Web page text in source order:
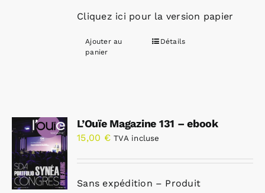
Cliquez ici pour la version papier
Ajouter au
panier
Détails
L’Ouïe Magazine 131 – ebook
15,00 € TVA incluse
Sans expédition – Produit